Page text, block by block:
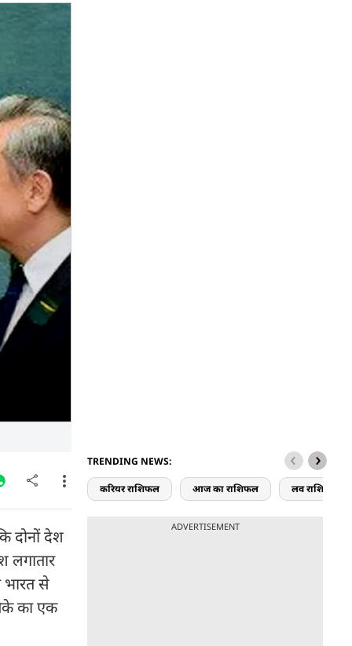
दोनों देश
लगातार
भारत से
का एक
TRENDING NEWS:
करियर राशिफल आज का राशिफल लव राशिफल
ADVERTISEMENT